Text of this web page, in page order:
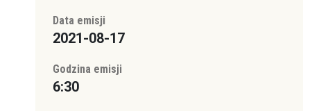
Data emisji
2021-08-17
Godzina emisji
6:30